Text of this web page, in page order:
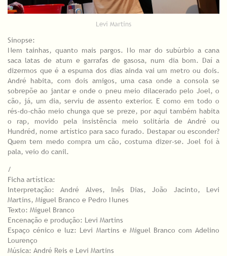
Levi Martins
Sinopse:
Nem tainhas, quanto mais pargos. No mar do subúrbio a cana
saca latas de atum e garrafas de gasosa, num dia bom. Daí a
dizermos que é a espuma dos dias ainda vai um metro ou dois.
André habita, com dois amigos, uma casa onde a consola se
sobrepõe ao jantar e onde o pneu meio dilacerado pelo Joel, o
cão, já, um dia, serviu de assento exterior. E como em todo o
rés-do-chão meio chunga que se preze, por aqui também habita
o rap, movido pela insistência meio solitária de André ou
Hundréd, nome artístico para saco furado. Destapar ou esconder?
Quem tem medo compra um cão, costuma dizer-se. Joel foi à
pala, veio do canil.
/
Ficha artística:
Interpretação: André Alves, Inês Dias, João Jacinto, Levi
Martins, Miguel Branco e Pedro Nunes
Texto: Miguel Branco
Encenação e produção: Levi Martins
Espaço cénico e luz: Levi Martins e Miguel Branco com Adelino
Lourenço
Música: André Reis e Levi Martins